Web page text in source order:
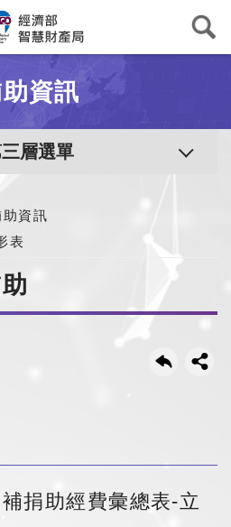
資訊
層選單
助資訊
表
捐助經費彙總表-立